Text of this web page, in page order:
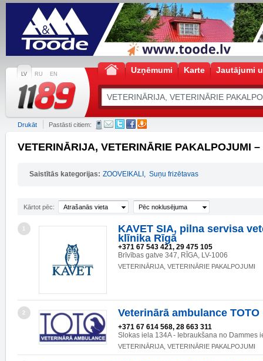
LV RU EN Uzņēmumi Karte Jautājumi
Drukāt Pastāsti citiem:
VETERINĀRIJA, VETERINĀRIE PAKALPOJUMI
Saistītās kategorijas: ZOOVEIKALI , Suņu frizētavas
Kārtot pēc: Atrašanās vieta Pēc noklusējuma
1
KAVET SIA, pilna servisa
klīnika Rīgā
+371 67 543 421, 29 475 105
Brīvības gatve 347, RĪGA, LV-1006
VETERINĀRIJA, VETERINĀRIE PAKALPOJUMI
2 Veterinārā ambulance TOTO
+371 67 614 568, 28 663 311
Slokas iela 134A - Iebraukšana no Dammes
VETERINĀRIJA, VETERINĀRIE PAKALPOJUMI